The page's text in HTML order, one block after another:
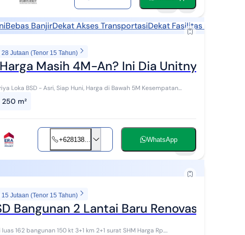
Bebas BanjirDekat Akses TransportasiDekat Fasilitas Kesehatan
28 Jutaan (Tenor 15 Tahun)
Masih 4M-An? Ini Dia Unitnya!
BSD - Asri, Siap Huni, Harga di Bawah 5M Kesempatan
matang...
250 m²
+628138... WhatsApp
15 Jutaan (Tenor 15 Tahun)
Bangunan 2 Lantai Baru Renovasi